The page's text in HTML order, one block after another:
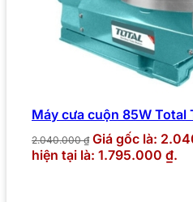
Máy cưa cuộn 85W Total
2.040.000₫ Giá gốc là:
hiện tại là: 1.795.000 ₫.